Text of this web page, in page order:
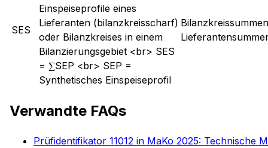
SES
Einspeiseprofile eines
Lieferanten (bilanzkreisscharf)
oder Bilanzkreises in einem
Bilanzierungsgebiet <br> SES
= ∑SEP <br> SEP =
Synthetisches Einspeiseprofil
Verwandte FAQs
Prüfidentifikator 11012 in MaKo 2025: Technische